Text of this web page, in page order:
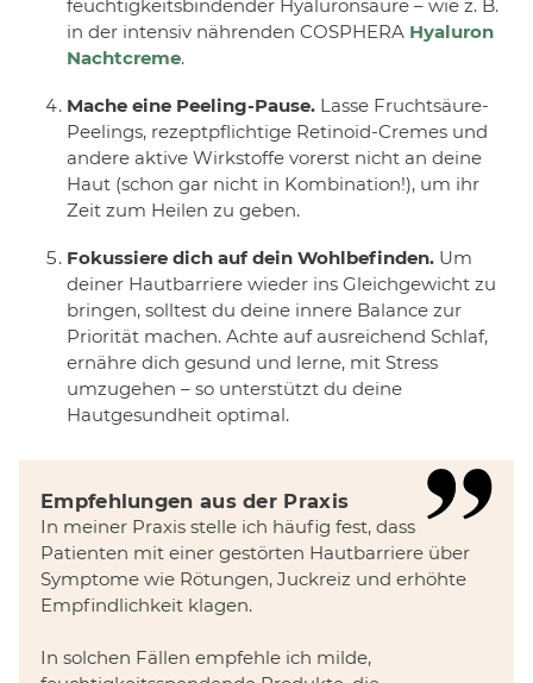
feuchtigkeitsbindender Hyaluronsäure – wie z. B.
in der intensiv nährenden COSPHERA Hyaluron
Nachtcreme.
Mache eine Peeling-Pause. Lasse Fruchtsäure-
Peelings, rezeptpflichtige Retinoid-Cremes und
andere aktive Wirkstoffe vorerst nicht an deine
Haut (schon gar nicht in Kombination!), um ihr
Zeit zum Heilen zu geben.
Fokussiere dich auf dein Wohlbefinden. Um
deiner Hautbarriere wieder ins Gleichgewicht zu
bringen, solltest du deine innere Balance zur
Priorität machen. Achte auf ausreichend Schlaf,
ernähre dich gesund und lerne, mit Stress
umzugehen – so unterstützt du deine
Hautgesundheit optimal.
Empfehlungen aus der Praxis
In meiner Praxis stelle ich häufig fest, dass
Patienten mit einer gestörten Hautbarriere über
Symptome wie Rötungen, Juckreiz und erhöhte
Empfindlichkeit klagen.
In solchen Fällen empfehle ich milde,